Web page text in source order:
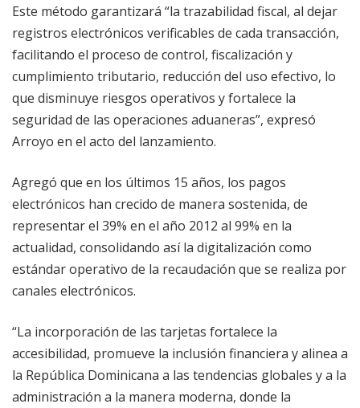
Este método garantizará “la trazabilidad fiscal, al dejar
registros electrónicos verificables de cada transacción,
facilitando el proceso de control, fiscalización y
cumplimiento tributario, reducción del uso efectivo, lo
que disminuye riesgos operativos y fortalece la
seguridad de las operaciones aduaneras”, expresó
Arroyo en el acto del lanzamiento.
Agregó que en los últimos 15 años, los pagos
electrónicos han crecido de manera sostenida, de
representar el 39% en el año 2012 al 99% en la
actualidad, consolidando así la digitalización como
estándar operativo de la recaudación que se realiza por
canales electrónicos.
“La incorporación de las tarjetas fortalece la
accesibilidad, promueve la inclusión financiera y alinea a
la República Dominicana a las tendencias globales y a la
administración a la manera moderna, donde la